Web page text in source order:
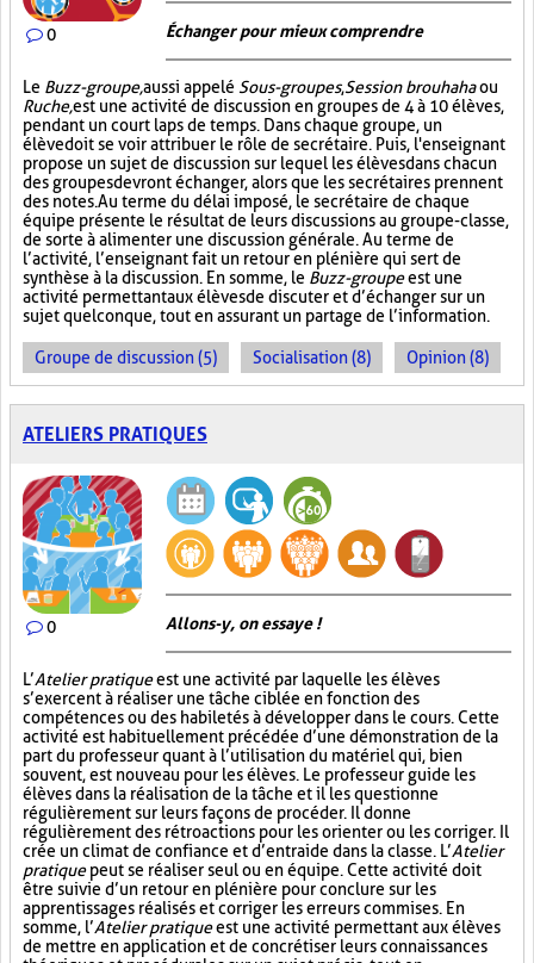
0 Échanger pour mieux comprendre
Le Buzz-groupe,aussi appelé Sous-groupes,Session brouhahaou
Ruche,est une activité de discussion en groupes de 4 à 10 élèves,
pendant un court laps de temps. Dans chaque groupe, un
élève doit se voir attribuer le rôle de secrétaire. Puis, l'enseignant
propose un sujet de discussion sur lequel les élèves dans chacun
des groupes devront échanger, alors que les secrétaires prennent
des notes. Au terme du délai imposé, le secrétaire de chaque
équipe présente le résultat de leurs discussions au groupe-classe,
de sorte à alimenter une discussion générale. Au terme de
l’activité, l’enseignant fait un retour en plénière qui sert de
synthèse à la discussion. En somme, le Buzz-groupeest une
activité permettant aux élèves de discuter et d’échanger sur un
sujet quelconque, tout en assurant un partage de l’information.
Groupe de discussion (5) Socialisation (8) Opinion (8)
ATELIERS PRATIQUES
0 Allons-y, on essaye !
L’Atelier pratiqueest une activité par laquelle les élèves
s’exercent à réaliser une tâche ciblée en fonction des
compétences ou des habiletés à développer dans le cours. Cette
activité est habituellement précédée d’une démonstration de la
part du professeur quant à l’utilisation du matériel qui, bien
souvent, est nouveau pour les élèves. Le professeur guide les
élèves dans la réalisation de la tâche et il les questionne
régulièrement sur leurs façons de procéder. Il donne
régulièrement des rétroactions pour les orienter ou les corriger. Il
crée un climat de confiance et d’entraide dans la classe. L’Atelier
pratiquepeut se réaliser seul ou en équipe. Cette activité doit
être suivie d’un retour en plénière pour conclure sur les
apprentissages réalisés et corriger les erreurs commises. En
somme, l’Atelier pratiqueest une activité permettant aux élèves
de mettre en application et de concrétiser leurs connaissances